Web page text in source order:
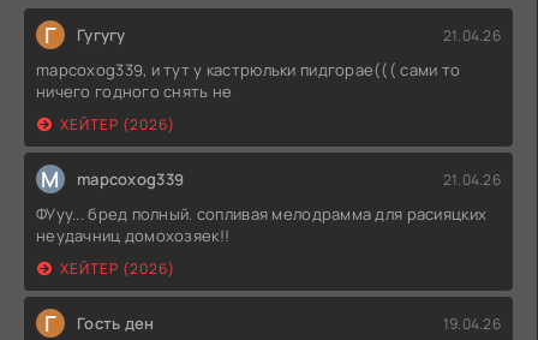
Г Гугугу 21.04.26
mapcoxog339, и тут у кастрюльки пидгорае((( сами то
ничего годного снять не
ХЕЙТЕР (2026)
M mapcoxog339 21.04.26
ФУуу... бред полный. сопливая мелодрамма для расияцких
неудачниц домохозяек!!
ХЕЙТЕР (2026)
Г Гость ден 19.04.26